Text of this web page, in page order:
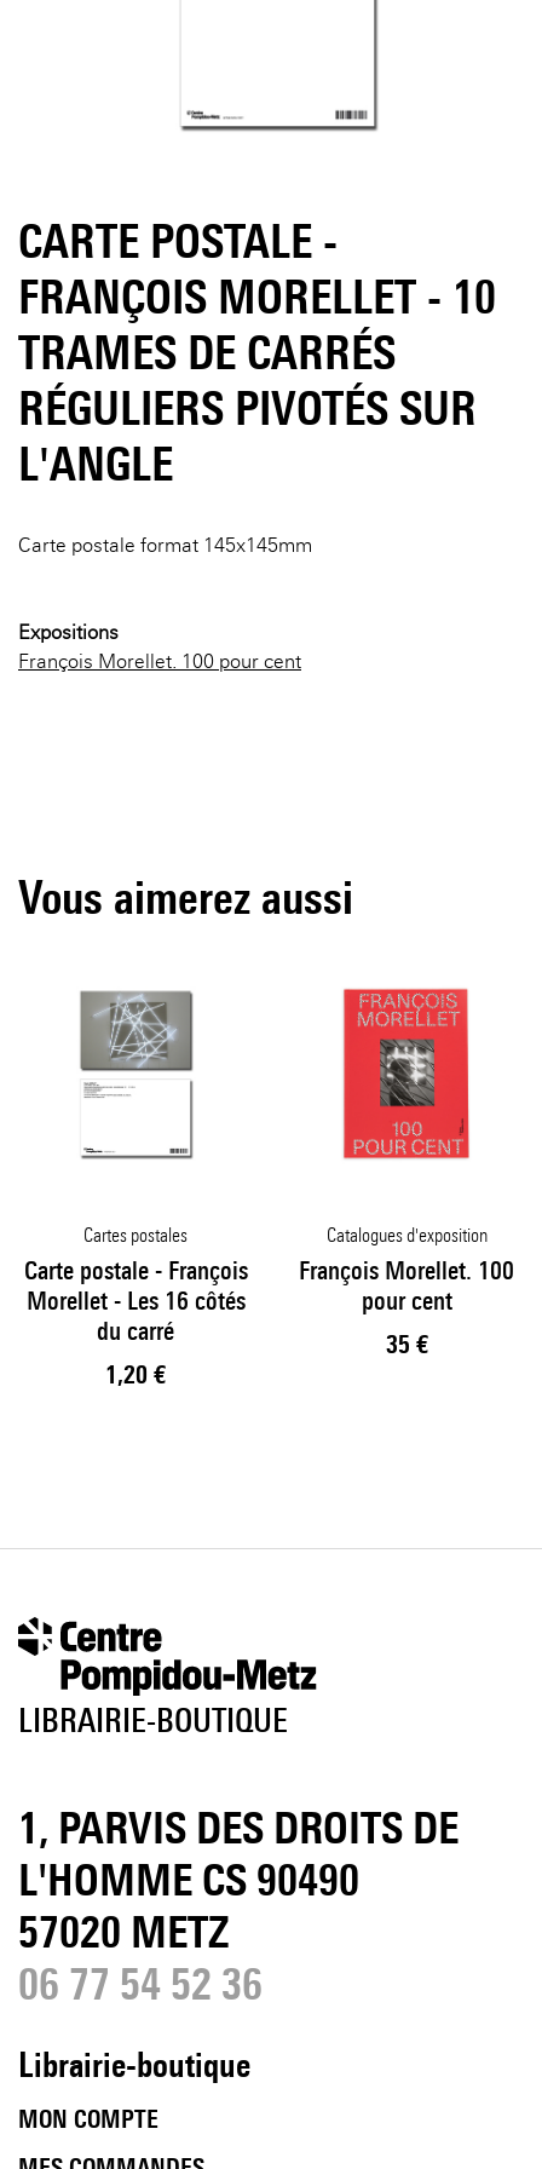
CARTE POSTALE -
FRANÇOIS MORELLET - 10
TRAMES DE CARRÉS
RÉGULIERS PIVOTÉS SUR
L'ANGLE
Carte postale format 145x145mm
Expositions
François Morellet. 100 pour cent
Vous aimerez aussi
Cartes postales
Carte postale - François
Morellet - Les 16 côtés
du carré
Prix ​​actuel
1,20 €
Catalogues d'exposition
François Morellet. 100
pour cent
Prix ​​actuel
35 €
LIBRAIRIE-BOUTIQUE
1, PARVIS DES DROITS DE
L'HOMME CS 90490
57020 METZ
06 77 54 52 36
Librairie-boutique
MON COMPTE